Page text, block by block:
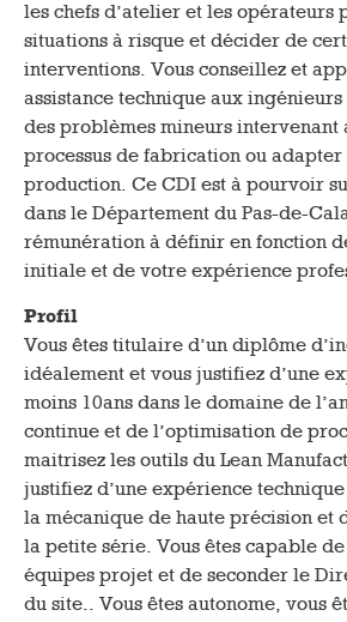
les chefs d’atelier et les
situations à risque et décider de
interventions. Vous conseillez et
assistance technique aux
des problèmes mineurs intervenant
processus de fabrication ou adapter
production. Ce CDI est à pourvoir
dans le Département du Pas-de-
rémunération à définir en fonction
initiale et de votre expérience
Profil
Vous êtes titulaire d’un diplôme
idéalement et vous justifiez d’une
moins 10ans dans le domaine de
continue et de l’optimisation de
maitrisez les outils du Lean
justifiez d’une expérience
la mécanique de haute précision et
la petite série. Vous êtes capable
équipes projet et de seconder le
du site.. Vous êtes autonome, vous